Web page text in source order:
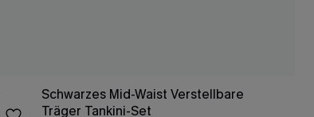
Schwarzes Mid-Waist Verstellbare
Träger Tankini-Set